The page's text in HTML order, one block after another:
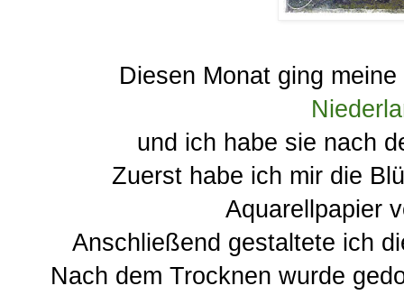
Diesen Monat ging
und ich habe sie nach
Zuerst habe ich mir die
Aquarellpapier
Anschließend gestaltete ich
Nach dem Trocknen wurde